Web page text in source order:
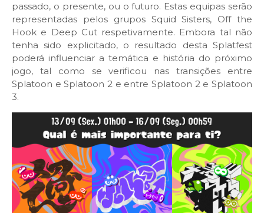
passado, o presente, ou o futuro. Estas equipas serão
representadas pelos grupos Squid Sisters, Off the
Hook e Deep Cut respetivamente. Embora tal não
tenha sido explicitado, o resultado desta Splatfest
poderá influenciar a temática e história do próximo
jogo, tal como se verificou nas transições entre
Splatoon e Splatoon 2 e entre Splatoon 2 e Splatoon
3.